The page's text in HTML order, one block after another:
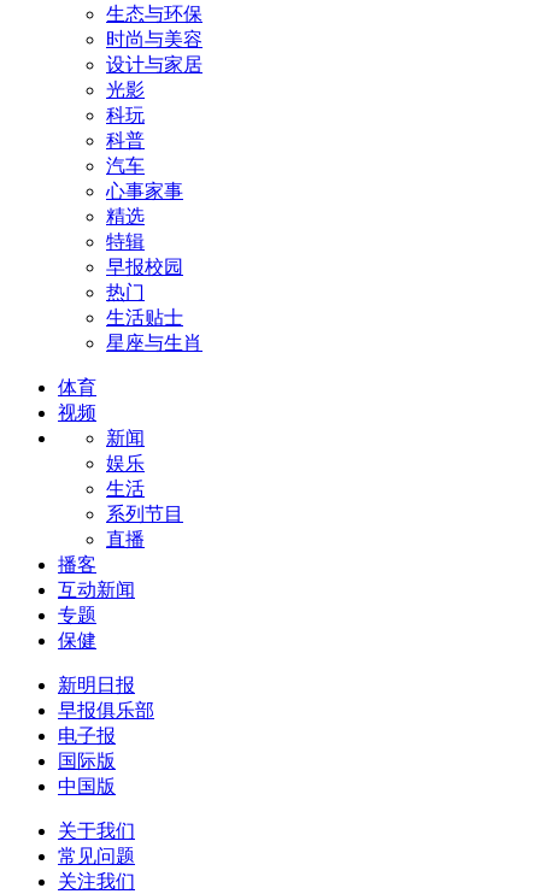
生态与环保
时尚与美容
设计与家居
光影
科玩
科普
汽车
心事家事
精选
特辑
早报校园
热门
生活贴士
星座与生肖
体育
视频
新闻
娱乐
生活
系列节目
直播
播客
互动新闻
专题
保健
新明日报
早报俱乐部
电子报
国际版
中国版
关于我们
常见问题
关注我们